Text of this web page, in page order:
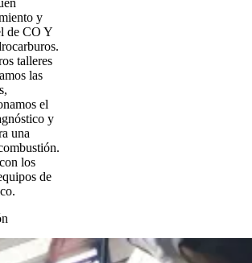
y
de CO Y
talleres
las
el
y
una
los
de